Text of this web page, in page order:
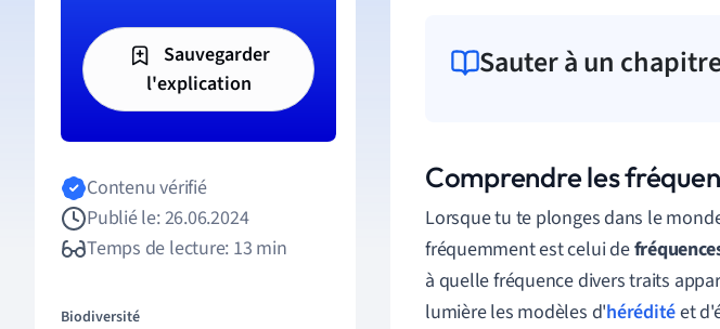
Sauvegarder
l'explication
Contenu vérifié
Publié le: 26.06.2024
Temps de lecture: 13 min
Biodiversité
Sauter à un
Comprendre les
Lorsque tu te plonges dans le
fréquemment est celui de
à quelle fréquence divers traits
lumière les modèles d'héréditéet